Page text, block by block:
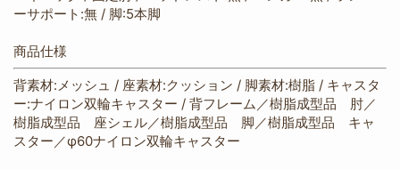
ーサポート:無 / 脚:5本脚
商品仕様
背素材:メッシュ / 座素材:クッション / 脚素材:樹脂 / キャスタ
ー:ナイロン双輪キャスター / 背フレーム／樹脂成型品 肘／
樹脂成型品 座シェル／樹脂成型品 脚／樹脂成型品 キャ
スター／φ60ナイロン双輪キャスター